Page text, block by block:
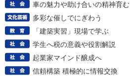
車の魅力や助け合いの精神育む
多彩な催しでにぎわう
「建築実習」現場で学ぶ
学生へ税の意義や役割解説
起業家マインド醸成へ
信頼構築 積極的に情報交換